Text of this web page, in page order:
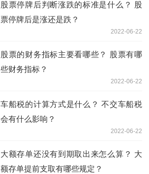
股票停牌后判断涨跌的标准是什么？ 股
票停牌后是涨还是跌？
2022-06-22
股票的财务指标主要看哪些？ 股票有哪
些财务指标？
2022-06-22
车船税的计算方式是什么？ 不交车船税
会有什么影响？
2022-06-22
大额存单还没有到期取出来怎么算？ 大
额存单提前支取有哪些规定？